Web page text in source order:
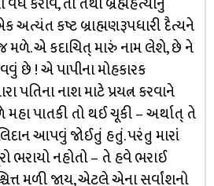
અત્યંત કષ્ટ બ્રાહ્મણરૂપધારી દૈત્યને
મળે. એ કદાચિત્ મારું નામ લેશે, છે ને
છે ! એ પાપીના મોહકારક
પતિના નાશ માટે પ્રયત્ન કરવાને
પાતકી તો થઈ ચૂકી – અર્થાત્ તે
આપવું જોઈતું હતું. પરંતુ મારાં
ભરાયો નહોતો – તે હવે ભરાઈ
મળી જાય, એટલે એના સર્વાંશનો